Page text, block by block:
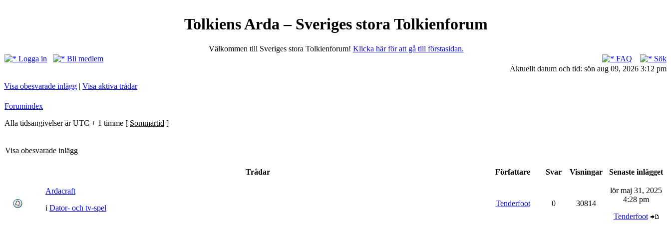
Tolkiens Arda – Sveriges stora Tolkienforum
Välkommen till Sveriges stora Tolkienforum! Klicka här för att gå till förstasidan.
Logga in
Bli medlem FAQ
Sök
Aktuellt datum och tid: sön aug 09, 2026 3:12 pm
Visa obesvarade inlägg | Visa aktiva trådar
Forumindex
Alla tidsangivelser är UTC + 1 timme [ Sommartid ]
Visa obesvarade inlägg
Trådar Författare Svar Visningar Senaste inlägget
Ardacraft
i Dator- och tv-spel
Tenderfoot 0 30814
lör maj 31, 2025
4:28 pm
Tenderfoot